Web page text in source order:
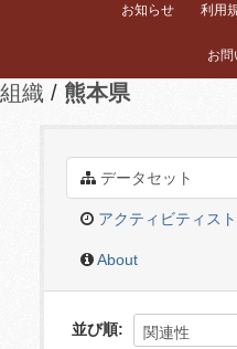
お知らせ 利用
お
組織 熊本県
データセット
アクティビティス
About
並び順